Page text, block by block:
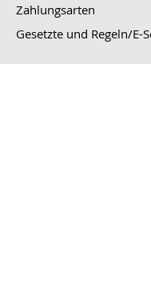
Zahlungsarten
Gesetzte und Regeln/E-